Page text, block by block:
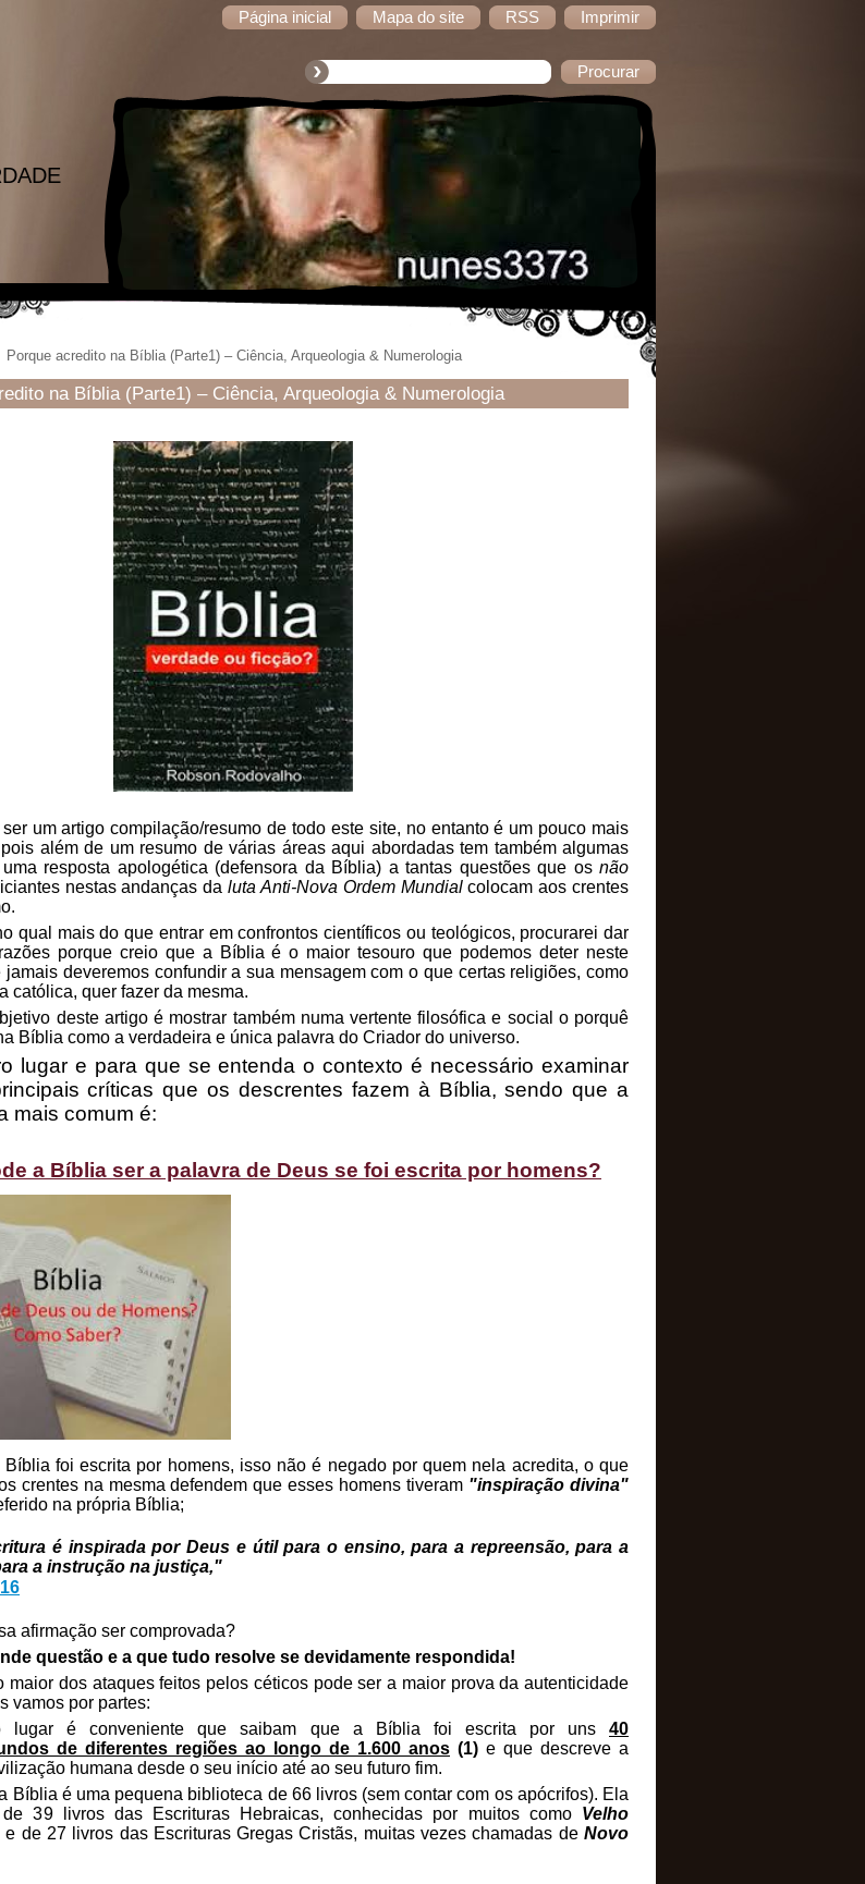
Página inicial Mapa do site RSS Imprimir
Porque acredito na Bíblia (Parte1) – Ciência, Arqueologia & Numerologia
na Bíblia (Parte1) – Ciência, Arqueologia & Numerologia
um artigo compilação/resumo de todo este site, no entanto é um pouco mais
além de um resumo de várias áreas aqui abordadas tem também algumas
resposta apologética (defensora da Bíblia) a tantas questões que os não
nestas andanças da luta Anti-Nova Ordem Mundialcolocam aos crentes
qual mais do que entrar em confrontos científicos ou teológicos, procurarei dar
porque creio que a Bíblia é o maior tesouro que podemos deter neste
jamais deveremos confundir a sua mensagem com o que certas religiões, como
católica, quer fazer da mesma.
deste artigo é mostrar também numa vertente filosófica e social o porquê
Bíblia como a verdadeira e única palavra do Criador do universo.
lugar e para que se entenda o contexto é necessário examinar
críticas que os descrentes fazem à Bíblia, sendo que a
mais comum é:
a Bíblia ser a palavra de Deus se foi escrita por homens?
Bíblia foi escrita por homens, isso não é negado por quem nela acredita, o que
crentes na mesma defendem que esses homens tiveram "inspiração divina"
na própria Bíblia;
é inspirada por Deus e útil para o ensino, para a repreensão, para a
a instrução na justiça,"
afirmação ser comprovada?
questão e a que tudo resolve se devidamente respondida!
maior dos ataques feitos pelos céticos pode ser a maior prova da autenticidade
vamos por partes:
lugar é conveniente que saibam que a Bíblia foi escrita por uns 40
de diferentes regiões ao longo de 1.600 anos (1) e que descreve a
humana desde o seu início até ao seu futuro fim.
Bíblia é uma pequena biblioteca de 66 livros (sem contar com os apócrifos). Ela
39 livros das Escrituras Hebraicas, conhecidas por muitos comoVelho
e de 27 livros das Escrituras Gregas Cristãs, muitas vezes chamadas de Novo